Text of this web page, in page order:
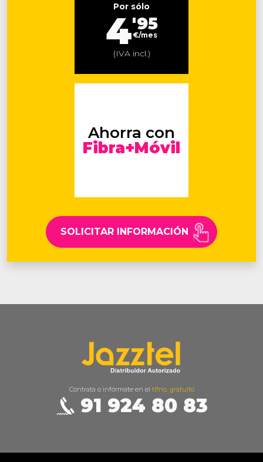
Por sólo
4'95
€/mes
(IVA incl.)
Ahorra con
Fibra+Móvil
SOLICITAR INFORMACIÓN
Contrata o infórmate en el tlfno. gratuito
91 924 80 83